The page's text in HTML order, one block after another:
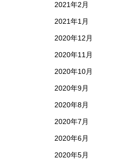
2021年2月
2021年1月
2020年12月
2020年11月
2020年10月
2020年9月
2020年8月
2020年7月
2020年6月
2020年5月